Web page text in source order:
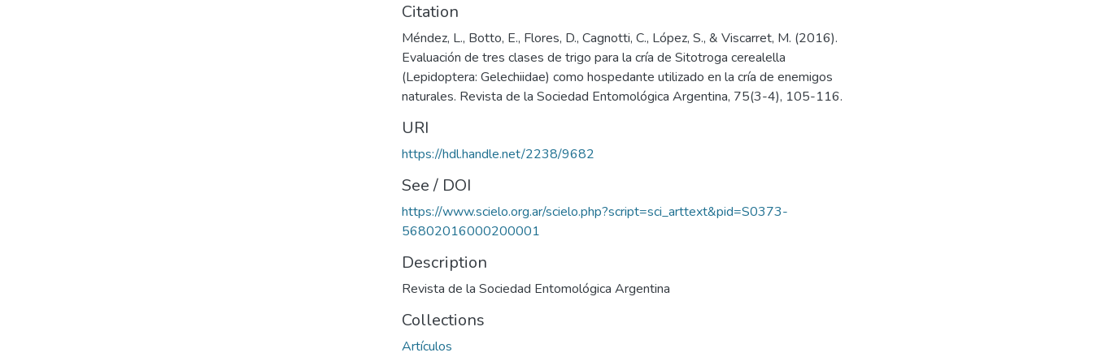
Citation
Méndez, L., Botto, E., Flores, D., Cagnotti, C., López, S., & Viscarret, M. (2016).
Evaluación de tres clases de trigo para la cría de Sitotroga cerealella
(Lepidoptera: Gelechiidae) como hospedante utilizado en la cría de enemigos
naturales. Revista de la Sociedad Entomológica Argentina, 75(3-4), 105-116.
URI
https://hdl.handle.net/2238/9682
See / DOI
https://www.scielo.org.ar/scielo.php?script=sci_arttext&pid=S0373-
56802016000200001
Description
Revista de la Sociedad Entomológica Argentina
Collections
Artículos